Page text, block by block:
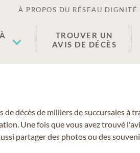
À PROPOS DU RÉSEAU DIGNITÉ
TROUVER UN
AVIS DE DÉCÈS
de décès de milliers de succursales
Une fois que vous avez trouvé
partager des photos ou des